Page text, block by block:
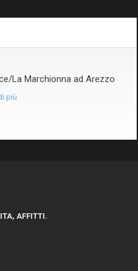
La Marchionna ad Arezzo
più
AFFITTI.